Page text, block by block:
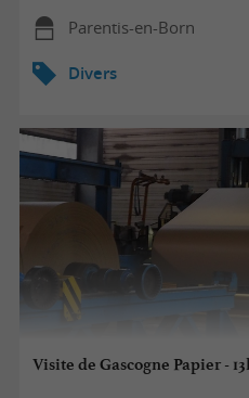
Parentis-en-Born
Divers
Visite de Gascogne Papier -